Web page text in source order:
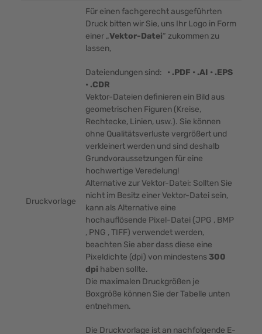
Druckvorlage
Für einen fachgerecht ausgeführten
Druck bitten wir Sie, uns Ihr Logo in Form
einer „Vektor-Datei“ zukommen zu
lassen,
Dateiendungen sind: • .PDF • .AI • .EPS
• .CDR
Vektor-Dateien definieren ein Bild aus
geometrischen Figuren (Kreise,
Rechtecke, Linien, usw.). Sie können
ohne Qualitätsverluste vergrößert und
verkleinert werden und sind deshalb
Grundvoraussetzungen für eine
hochwertige Veredelung!
Alternative zur Vektor-Datei: Sollten Sie
nicht im Besitz einer Vektor-Datei sein,
kann als Alternative eine
hochauflösende Pixel-Datei (JPG , BMP
, PNG , TIFF) verwendet werden,
beachten Sie aber dass diese eine
Pixeldichte (dpi) von mindestens300
dpi haben sollte.
Die maximalen Druckgrößen je
Boxgröße können Sie der Tabelle unten
entnehmen.
Die Druckvorlage ist an nachfolgende E-